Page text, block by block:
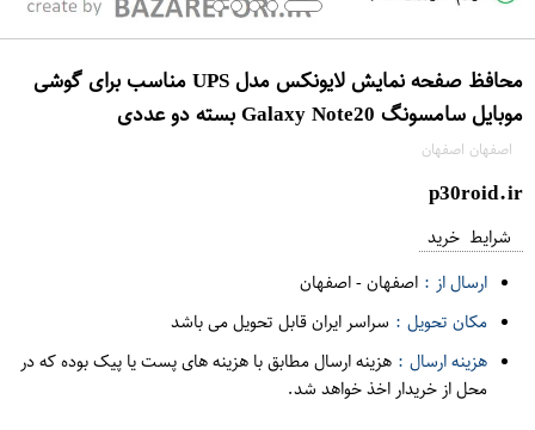
محافظ صفحه نمایش لایونکس مدل UPS مناسب برای گوشی
موبایل سامسونگ Galaxy Note20 بسته دو عددی
اصفهان اصفهان
p30roid.ir
شرایط خرید
ارسال از : اصفهان-اصفهان
مکان تحویل : سراسر ایران قابل تحویل می باشد
هزینه ارسال : هزینه ارسال مطابق با هزینه های پست یا پیک بوده که در
محل از خریدار اخذ خواهد شد.